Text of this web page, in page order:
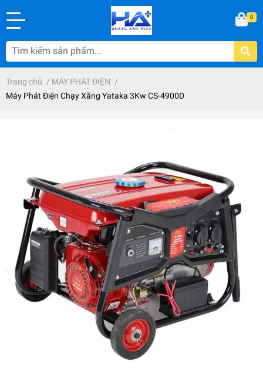
0
Trang chủ / MÁY PHÁT ĐIỆN /
Máy Phát Điện Chạy Xăng Yataka 3Kw CS-4900D